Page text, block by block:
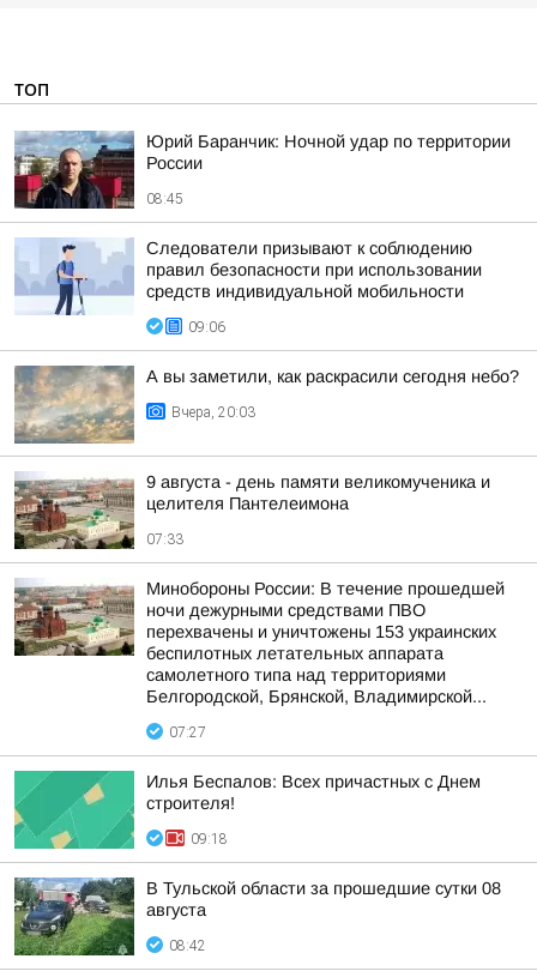
ТОП
Юрий Баранчик: Ночной удар по территории
России
08:45
Следователи призывают к соблюдению
правил безопасности при использовании
средств индивидуальной мобильности
09:06
А вы заметили, как раскрасили сегодня небо?
Вчера, 20:03
9 августа - день памяти великомученика и
целителя Пантелеимона
07:33
Минобороны России: В течение прошедшей
ночи дежурными средствами ПВО
перехвачены и уничтожены 153 украинских
беспилотных летательных аппарата
самолетного типа над территориями
Белгородской, Брянской, Владимирской...
07:27
Илья Беспалов: Всех причастных с Днем
строителя!
09:18
В Тульской области за прошедшие сутки 08
августа
08:42